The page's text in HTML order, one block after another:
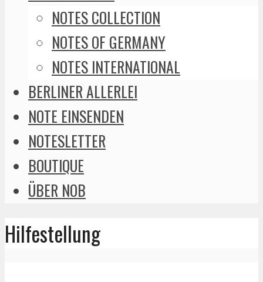
NOTES COLLECTION
NOTES OF GERMANY
NOTES INTERNATIONAL
BERLINER ALLERLEI
NOTE EINSENDEN
NOTESLETTER
BOUTIQUE
ÜBER NOB
Hilfestellung